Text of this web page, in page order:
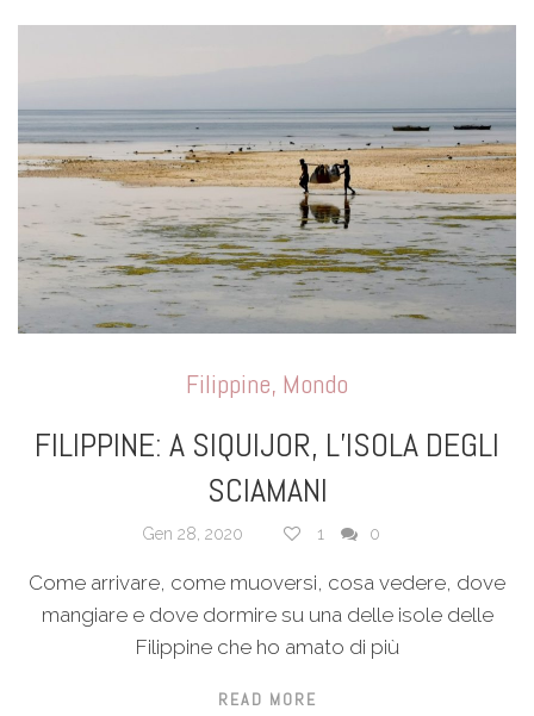
Filippine, Mondo
FILIPPINE: A SIQUIJOR, L’ISOLA DEGLI
SCIAMANI
Gen 28, 2020 1 0
Come arrivare, come muoversi, cosa vedere, dove
mangiare e dove dormire su una delle isole delle
Filippine che ho amato di più
READ MORE